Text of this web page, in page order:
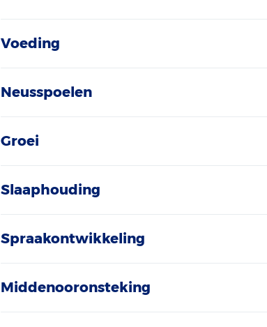
Voeding
Neusspoelen
Groei
Slaaphouding
Spraakontwikkeling
Middenooronsteking